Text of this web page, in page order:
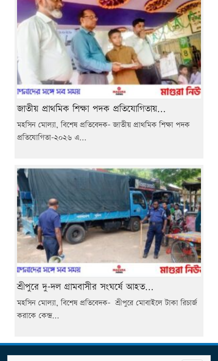
জাতীয় প্রাথমিক শিক্ষা পদক প্রতিযোগিতায়...
মহসিন মোল্যা, বিশেষ প্রতিবেদক- জাতীয় প্রাথমিক শিক্ষা পদক
প্রতিযোগিতা-২০২৬ এ...
শ্রীপুরে দু-দল গ্রামবাসীর সংঘর্ষে আহত...
মহসিন মোল্যা, বিশেষ প্রতিবেদক- শ্রীপুরে মোবাইলে টাকা রিচার্জ
করাকে কেন্দ্র...